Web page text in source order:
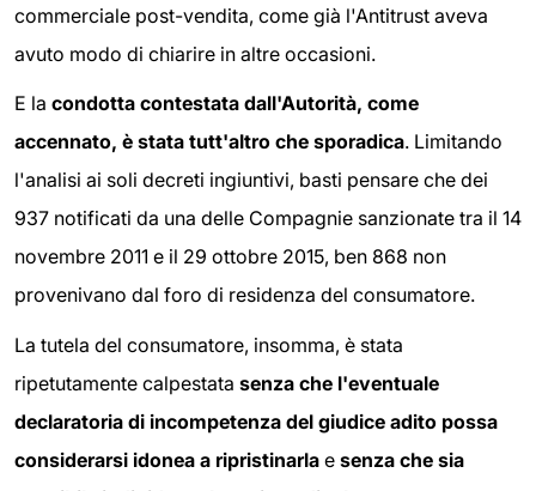
commerciale post-vendita, come già l'Antitrust aveva
avuto modo di chiarire in altre occasioni.
E la condotta contestata dall'Autorità, come
accennato, è stata tutt'altro che sporadica. Limitando
l'analisi ai soli decreti ingiuntivi, basti pensare che dei
937 notificati da una delle Compagnie sanzionate tra il 14
novembre 2011 e il 29 ottobre 2015, ben 868 non
provenivano dal foro di residenza del consumatore.
La tutela del consumatore, insomma, è stata
ripetutamente calpestata senza che l'eventuale
declaratoria di incompetenza del giudice adito possa
considerarsi idonea a ripristinarla e senza che sia